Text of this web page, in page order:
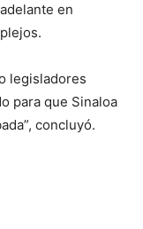
en
legisladores
para que Sinaloa
concluyó.